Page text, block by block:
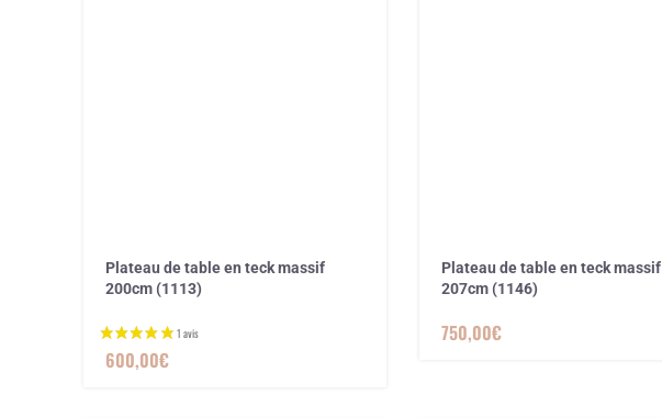
Plateau de table en teck massif
200cm (1113)
600,00€
Plateau de table en teck massif
207cm (1146)
750,00€